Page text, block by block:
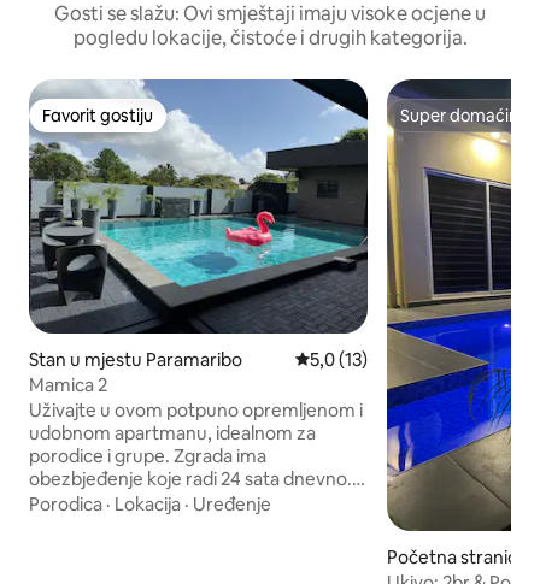
Gosti se slažu: Ovi smještaji imaju visoke ocjene u
pogledu lokacije, čistoće i drugih kategorija.
Favorit gostiju
Favorit gostiju
Stan u mjestu Paramaribo prosječna ocjena 5,0 od 5,
5,0 (13)
Mamica 2
Uživajte u ovom potpuno opremljenom i
udobnom apartmanu, idealnom za
porodice i grupe. Zgrada ima
obezbjeđenje koje radi 24 sata dnevno.
Kuhinja je u potpunosti opremljena
Porodica · Lokacija · Uređenje
Super domaćin
Super domaćin
Početna stranica